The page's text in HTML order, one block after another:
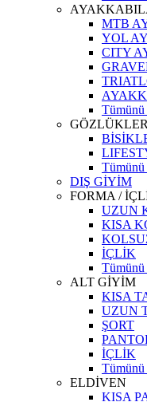
MTB
YOL
CITY
GÖZLÜKLER
DIŞ GİYİM
FORMA /
UZUN
KISA
İÇLİK
ALT GİYİM
KISA
UZUN
ŞORT
İÇLİK
ELDİVEN
KISA